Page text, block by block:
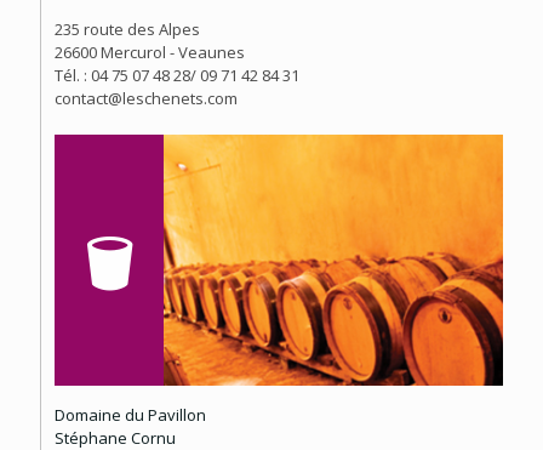
235 route des Alpes
26600 Mercurol - Veaunes
Tél. : 04 75 07 48 28/ 09 71 42 84 31
contact@leschenets.com
Domaine du Pavillon
Stéphane Cornu